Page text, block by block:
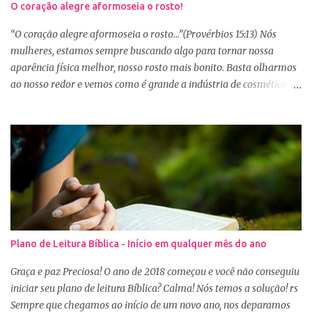
O coração alegre aformoseia o rosto!
“O coração alegre aformoseia o rosto...”(Provérbios 15:13) Nós
mulheres, estamos sempre buscando algo para tornar nossa
aparência física melhor, nosso rosto mais bonito. Basta olharmos
ao nosso redor e vemos como é grande a indústria de cosméticos e
se maquiar e testam produtos. Não é errado gostar de se cuidar e
buscar conhecimento de como ficar mais bonita e atraente. Eu
também gosto de maquiagem e dicas de beleza, no entanto,
precisamos cuidar primeiramente da nossa beleza interior. A
verdade é que, muitas de nós buscamos de forma desenfreada
ficarmos mais bonitas por fora tentando nos afirmar, e mostrar
que temos algum valor, porque nossos corações estão cheios de
amargura e traumas causados por situações que vivenciamos. O
Sábio rei Salomão nós dá uma dica de beleza no livro de
Provérbios dizendo que o coração alegre aformoseia o rosto. A
alegr...
Plano de Leitura Bíblica - Início em qualquer mês do ano
Graça e paz Preciosa! O ano de 2018 começou e você não conseguiu
iniciar seu plano de leitura Bíblica? Calma! Nós temos a solução! rs
Sempre que chegamos ao início de um novo ano, nos deparamos